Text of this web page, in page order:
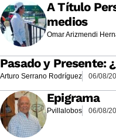
A Título
medios
Omar Arizmendi
Pasado y Presente:
Arturo Serrano Rodríguez 06/08/
Epigrama
Pvillalobos 06/08/